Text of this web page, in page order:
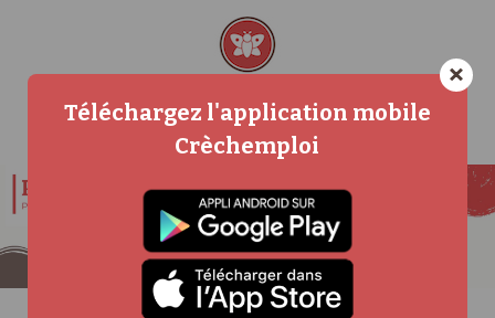
×
Téléchargez l'application mobile
Crèchemploi